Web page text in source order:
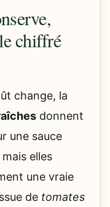
chiffré
change, la
donnent
une sauce
mais elles
une vraie
de tomates